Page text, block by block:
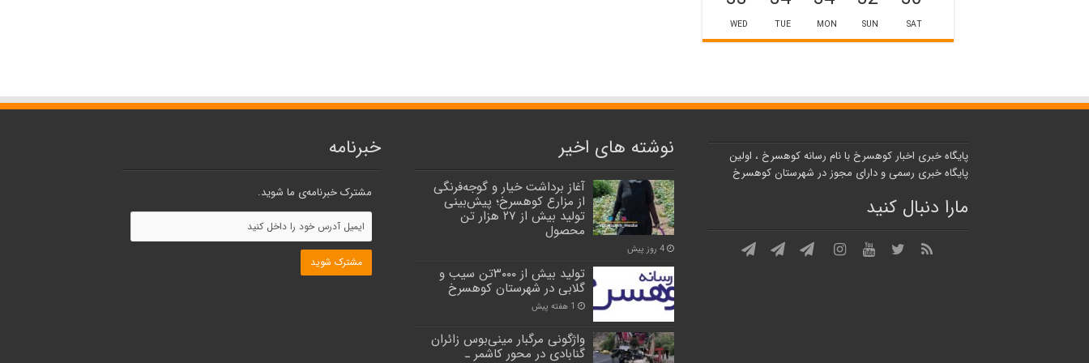
SAT
SUN
MON
TUE
WED
پایگاه خبری اخبار کوهسرخ با نام رسانه کوهسرخ ، اولین
پایگاه خبری رسمی و دارای مجوز در شهرستان کوهسرخ
مارا دنبال کنید
نوشته های اخیر
آغاز برداشت خیار و گوجه‌فرنگی
از مزارع کوهسرخ؛ پیش‌بینی
تولید بیش از ۲۷ هزار تن
محصول
4 روز پیش
تولید بیش از ۳۰۰۰تن سیب و
گلابی در شهرستان کوهسرخ
1 هفته پیش
واژگونی مرگبار مینی‌بوس زائران
گنابادی در محور کاشمر ـ
خبرنامه
مشترک خبرنامه‌ی ما شوید.